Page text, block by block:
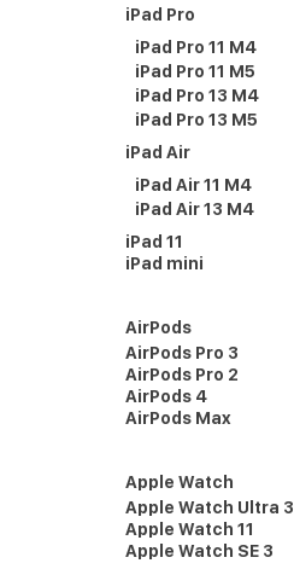
iPad Pro
iPad Pro 11 M4
iPad Pro 11 M5
iPad Pro 13 M4
iPad Pro 13 M5
iPad Air
iPad Air 11 M4
iPad Air 13 M4
iPad 11
iPad mini
AirPods
AirPods Pro 3
AirPods Pro 2
AirPods 4
AirPods Max
Apple Watch
Apple Watch Ultra 3
Apple Watch 11
Apple Watch SE 3